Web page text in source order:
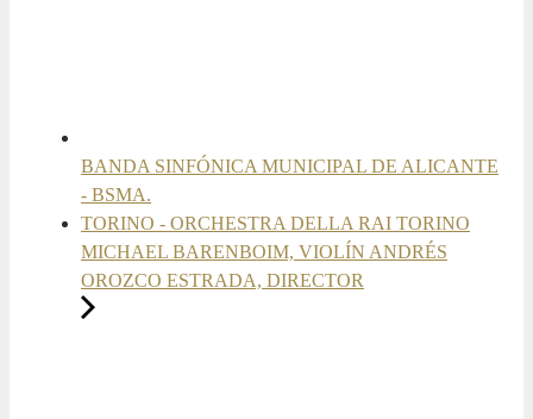
BANDA SINFÓNICA MUNICIPAL DE ALICANTE
- BSMA.
TORINO - ORCHESTRA DELLA RAI TORINO
MICHAEL BARENBOIM, VIOLÍN ANDRÉS
OROZCO ESTRADA, DIRECTOR